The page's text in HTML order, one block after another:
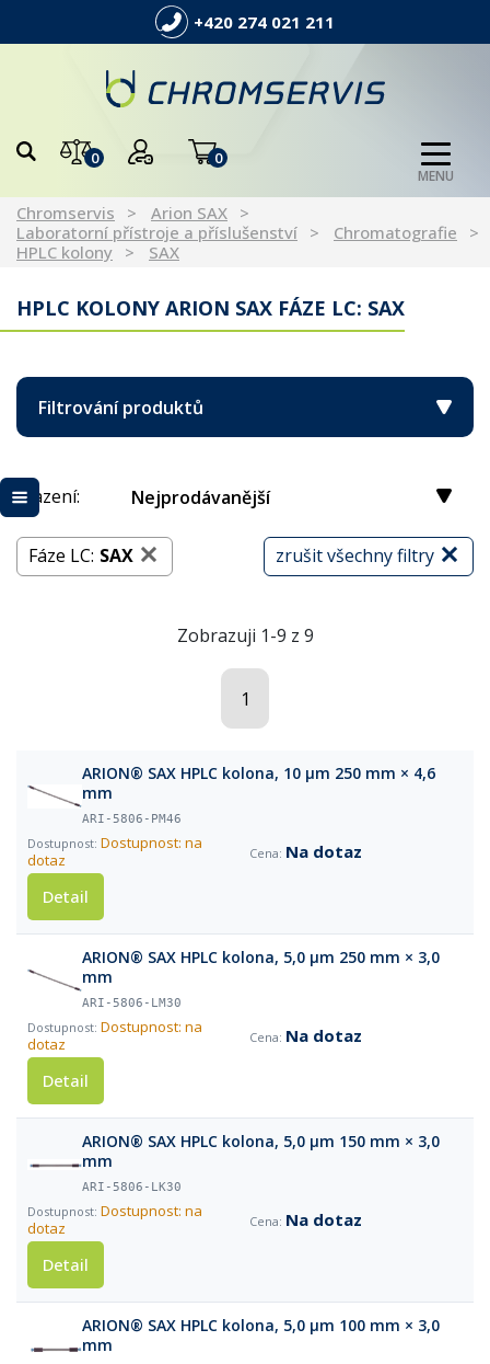
+420 274 021 211
0 0
MENU
Chromservis
Arion SAX
Laboratorní přístroje a příslušenství
Chromatografie
HPLC kolony
SAX
HPLC KOLONY ARION SAX FÁZE LC: SAX
Filtrování produktů
Řazení: Nejprodávanější
zrušit všechny filtry
Fáze LC: SAX
Zobrazuji 1-9 z 9
1
ARION® SAX HPLC kolona, 10 µm 250 mm × 4,6
mm
ARI-5806-PM46
Dostupnost: na
dotaz
Na dotaz
Detail
ARION® SAX HPLC kolona, 5,0 µm 250 mm × 3,0
mm
ARI-5806-LM30
Dostupnost: na
dotaz
Na dotaz
Detail
ARION® SAX HPLC kolona, 5,0 µm 150 mm × 3,0
mm
ARI-5806-LK30
Dostupnost: na
dotaz
Na dotaz
Detail
ARION® SAX HPLC kolona, 5,0 µm 100 mm × 3,0
mm